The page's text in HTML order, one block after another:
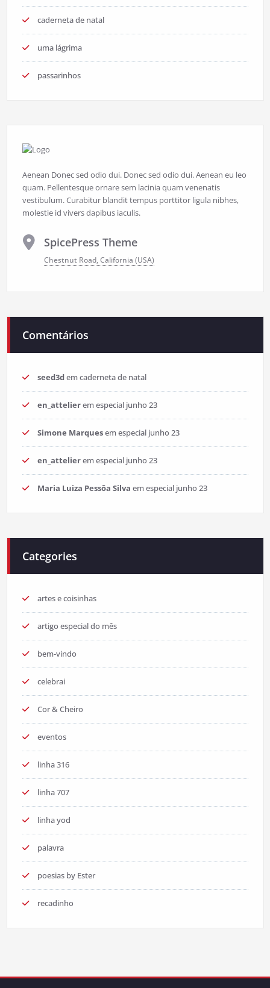
caderneta de natal
uma lágrima
passarinhos
Aenean Donec sed odio dui. Donec sed odio dui. Aenean eu leo
quam. Pellentesque ornare sem lacinia quam venenatis
vestibulum. Curabitur blandit tempus porttitor ligula nibhes,
molestie id vivers dapibus iaculis.
SpicePress Theme
Chestnut Road, California (USA)
Comentários
seed3demcaderneta de natal
en_attelieremespecial junho 23
Simone Marquesemespecial junho 23
en_attelieremespecial junho 23
Maria Luiza Pessôa Silva emespecial junho 23
Categories
artes e coisinhas
artigo especial do mês
bem-vindo
celebrai
Cor & Cheiro
eventos
linha 316
linha 707
linha yod
palavra
poesias by Ester
recadinho